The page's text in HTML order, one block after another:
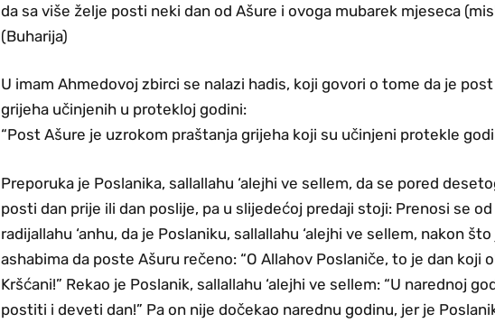
da sa više želje posti neki dan od Ašure i ovoga mubarek mjeseca
(Buharija)
U imam Ahmedovoj zbirci se nalazi hadis, koji govori o tome da je
grijeha učinjenih u protekloj godini:
“Post Ašure je uzrokom praštanja grijeha koji su učinjeni protekle
Preporuka je Poslanika, sallallahu ‘alejhi ve sellem, da se pored
posti dan prije ili dan poslije, pa u slijedećoj predaji stoji: Prenosi se
radijallahu ‘anhu, da je Poslaniku, sallallahu ‘alejhi ve sellem, nakon
ashabima da poste Ašuru rečeno: “O Allahov Poslaniče, to je dan koji
Kršćani!” Rekao je Poslanik, sallallahu ‘alejhi ve sellem: “U narednoj
postiti i deveti dan!” Pa on nije dočekao narednu godinu, jer je